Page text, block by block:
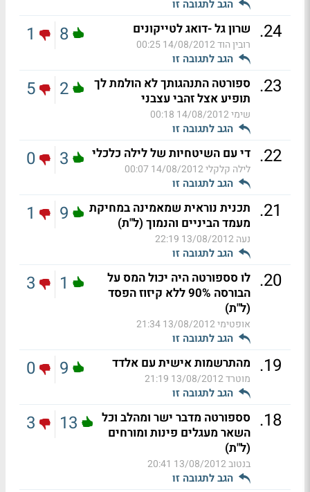
הגב לתגובה זו
24
. שרון גל -דואג לטייקונים
רובין הוד14/08/2012 00:25
הגב לתגובה זו
8
1
23
. ספורטה התנהגותך לא הולמת לך
תופיע אצל זהבי עצבני
שימי14/08/2012 00:18
הגב לתגובה זו
2
5
22
. די עם השיטחיות של לילה כלכלי
לילה קלקלי14/08/2012 00:07
הגב לתגובה זו
3
0
21
. תכנית נוראית שמאמינה במחיקת
מעמד הביניים והנמוך (ל"ת)
נעה13/08/2012 22:19
הגב לתגובה זו
9
1
20
. לו סספורטה היה יכול המס על
הבורסה 90% ללא קיזוז הפסד
(ל"ת)
אופטימי13/08/2012 21:34
הגב לתגובה זו
1
3
19
. מהתרשמות אישית עם אלדד
מוטרד13/08/2012 21:19
הגב לתגובה זו
9
0
18
. סספורטה מדבר ישר ומהלב וכל
השאר מעגלים פינות ומורחים
(ל"ת)
בנטוב13/08/2012 20:41
הגב לתגובה זו
13
3